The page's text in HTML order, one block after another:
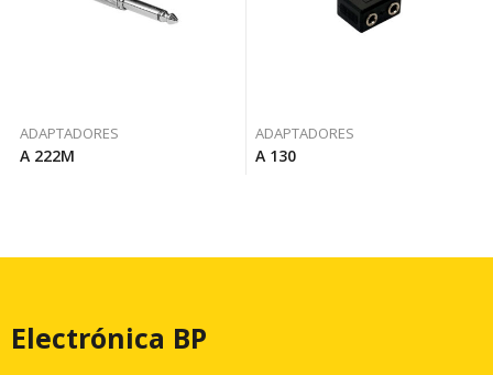
ADAPTADORES
A 222M
ADAPTADORES
A 130
Electrónica BP